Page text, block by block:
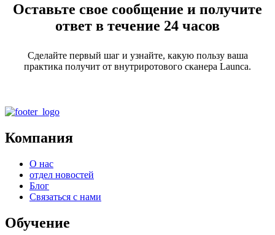
Оставьте свое сообщение и получите
ответ в течение 24 часов
Сделайте первый шаг и узнайте, какую пользу ваша
практика получит от внутриротового сканера Launca.
Компания
О нас
отдел новостей
Блог
Связаться с нами
Обучение